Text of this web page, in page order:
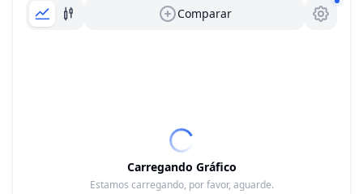
Comparar
Carregando Gráfico
Estamos carregando, por favor, aguarde.